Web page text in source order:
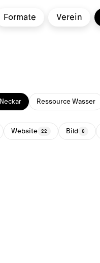
Formate Verein
Neckar Ressource Wasser
Website 22 Bild 8